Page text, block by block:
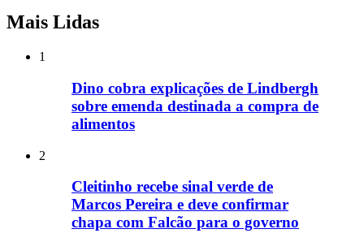
Mais Lidas
1
Dino cobra explicações de Lindbergh
sobre emenda destinada a compra de
alimentos
2
Cleitinho recebe sinal verde de
Marcos Pereira e deve confirmar
chapa com Falcão para o governo